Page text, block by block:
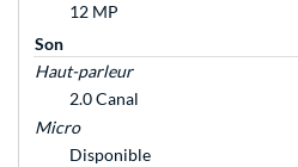
12 MP
Son
Haut-parleur
2.0 Canal
Micro
Disponible